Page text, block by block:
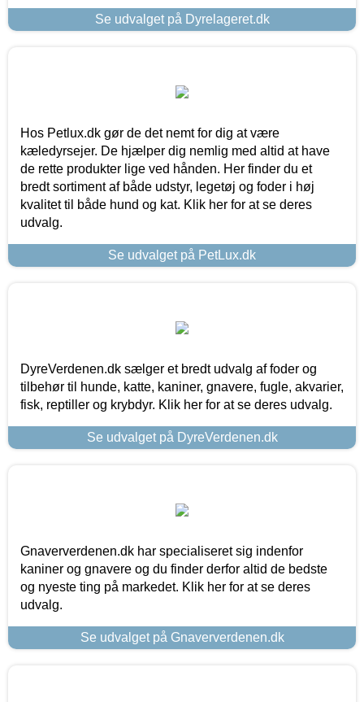
Se udvalget på Dyrelageret.dk
Hos Petlux.dk gør de det nemt for dig at være
kæledyrsejer. De hjælper dig nemlig med altid at have
de rette produkter lige ved hånden. Her finder du et
bredt sortiment af både udstyr, legetøj og foder i høj
kvalitet til både hund og kat. Klik her for at se deres
udvalg.
Se udvalget på PetLux.dk
DyreVerdenen.dk sælger et bredt udvalg af foder og
tilbehør til hunde, katte, kaniner, gnavere, fugle, akvarier,
fisk, reptiller og krybdyr. Klik her for at se deres udvalg.
Se udvalget på DyreVerdenen.dk
Gnaververdenen.dk har specialiseret sig indenfor
kaniner og gnavere og du finder derfor altid de bedste
og nyeste ting på markedet. Klik her for at se deres
udvalg.
Se udvalget på Gnaververdenen.dk